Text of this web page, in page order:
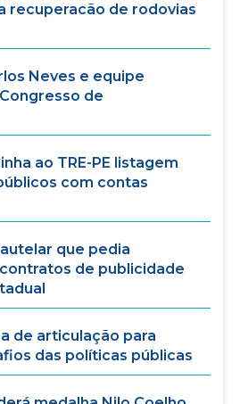
recuperacão de rodovias
Neves e equipe
de
ao TRE-PE listagem
com contas
que pedia
de publicidade
de articulação para
das políticas públicas